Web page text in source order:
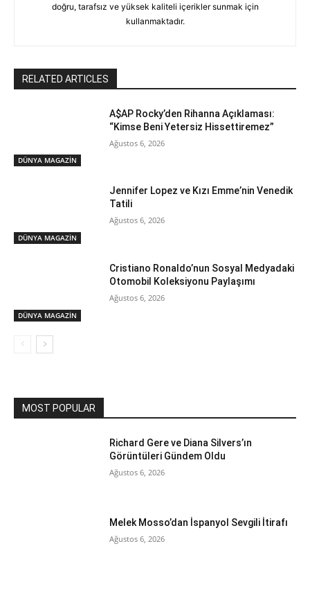
doğru, tarafsız ve yüksek kaliteli içerikler sunmak için
kullanmaktadır.
RELATED ARTICLES
DÜNYA MAGAZİN
A$AP Rocky’den Rihanna Açıklaması:
“Kimse Beni Yetersiz Hissettiremez”
Ağustos 6, 2026
DÜNYA MAGAZİN
Jennifer Lopez ve Kızı Emme’nin Venedik
Tatili
Ağustos 6, 2026
DÜNYA MAGAZİN
Cristiano Ronaldo’nun Sosyal Medyadaki
Otomobil Koleksiyonu Paylaşımı
Ağustos 6, 2026
MOST POPULAR
Richard Gere ve Diana Silvers’ın
Görüntüleri Gündem Oldu
Ağustos 6, 2026
Melek Mosso’dan İspanyol Sevgili İtirafı
Ağustos 6, 2026